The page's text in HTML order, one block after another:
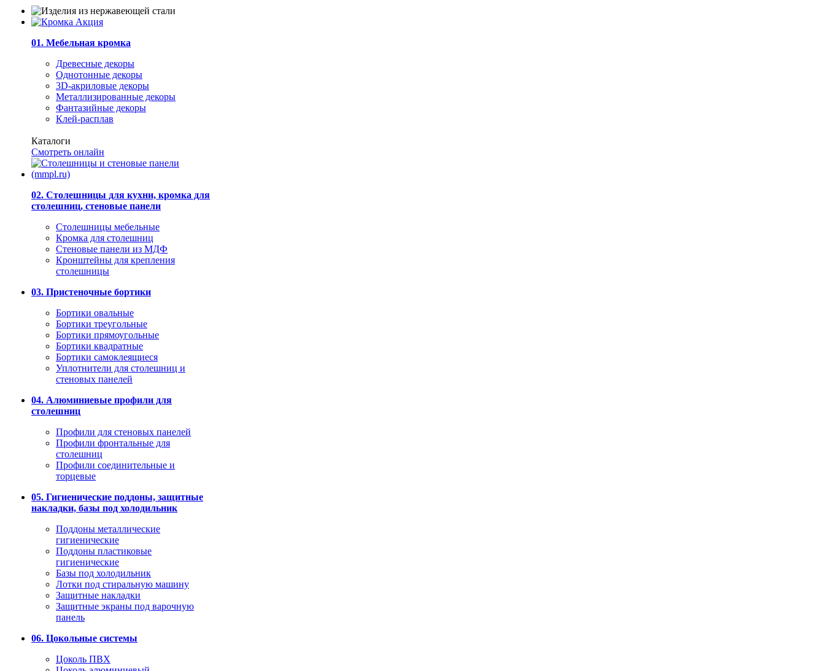
01. Мебельная кромка
Древесные декоры
Однотонные декоры
3D-акриловые декоры
Металлизированные декоры
Фантазийные декоры
Клей-расплав
Каталоги
Смотреть онлайн
02. Столешницы для кухни, кромка для
столешниц, стеновые панели
Столешницы мебельные
Кромка для столешниц
Стеновые панели из МДФ
Кронштейны для крепления
столешницы
03. Пристеночные бортики
Бортики овальные
Бортики треугольные
Бортики прямоугольные
Бортики квадратные
Бортики самоклеящиеся
Уплотнители для столешниц и
стеновых панелей
04. Алюминиевые профили для
столешниц
Профили для стеновых панелей
Профили фронтальные для
столешниц
Профили соединительные и
торцевые
05. Гигиенические поддоны, защитные
накладки, базы под холодильник
Поддоны металлические
гигиенические
Поддоны пластиковые
гигиенические
Базы под холодильник
Лотки под стиральную машину
Защитные накладки
Защитные экраны под варочную
панель
06. Цокольные системы
Цоколь ПВХ